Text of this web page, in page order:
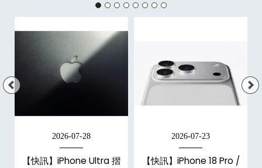
2026-07-28
【快訊】iPhone Ultra 摺
2026-07-23
【快訊】iPhone 18 Pro /